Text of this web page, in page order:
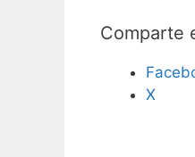
Comparte
X